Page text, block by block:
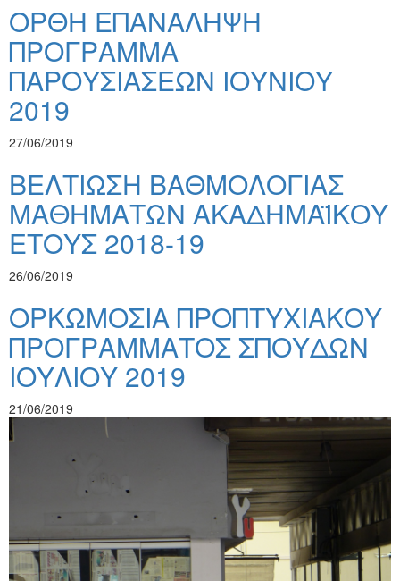
ΟΡΘΗ ΕΠΑΝΑΛΗΨΗ
ΠΡΟΓΡΑΜΜΑ
ΠΑΡΟΥΣΙΑΣΕΩΝ ΙΟΥΝΙΟΥ
2019
27/06/2019
ΒΕΛΤΙΩΣΗ ΒΑΘΜΟΛΟΓΙΑΣ
ΜΑΘΗΜΑΤΩΝ ΑΚΑΔΗΜΑΪΚΟΥ
ΕΤΟΥΣ 2018-19
26/06/2019
ΟΡΚΩΜΟΣΙΑ ΠΡΟΠΤΥΧΙΑΚΟΥ
ΠΡΟΓΡΑΜΜΑΤΟΣ ΣΠΟΥΔΩΝ
ΙΟΥΛΙΟΥ 2019
21/06/2019